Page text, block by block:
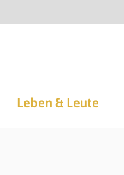
Leben & Leute